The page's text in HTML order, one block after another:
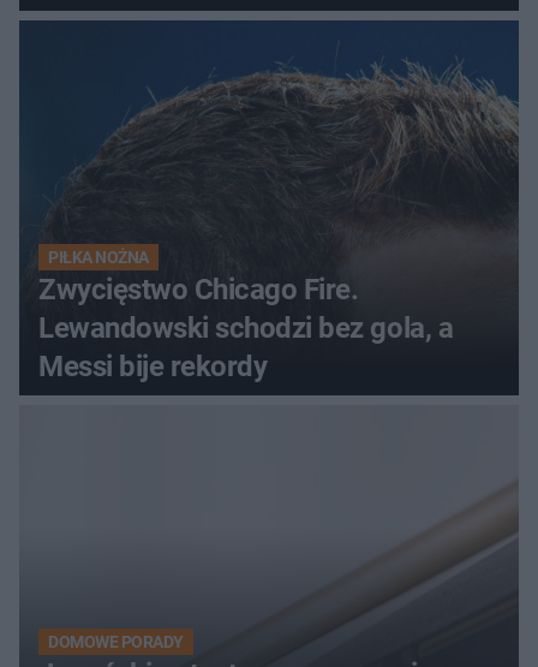
odrzutowcem to dopiero
początek!
PIŁKA NOŻNA
Zwycięstwo Chicago Fire.
Lewandowski schodzi bez gola, a
Messi bije rekordy
DOMOWE PORADY